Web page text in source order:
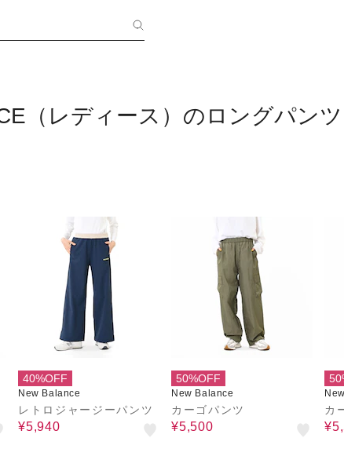
（レディース）のロングパンツ
40%OFF
New Balance
レトロジャージーパンツ
¥5,940
50%OFF
New Balance
カーゴパンツ
¥5,500
カ